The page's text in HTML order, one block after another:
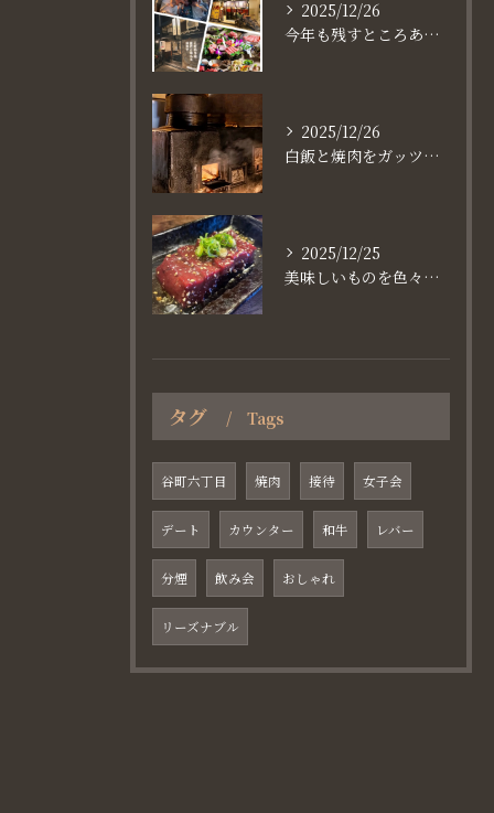
2025/12/26
今年も残すところあと、6日。
2025/12/26
白飯と焼肉をガッツり食べたいなら
2025/12/25
美味しいものを色々楽しめるのが #お店で焼肉
タグ Tags
谷町六丁目 焼肉 接待 女子会
デート カウンター 和牛 レバー
分煙 飲み会 おしゃれ
リーズナブル